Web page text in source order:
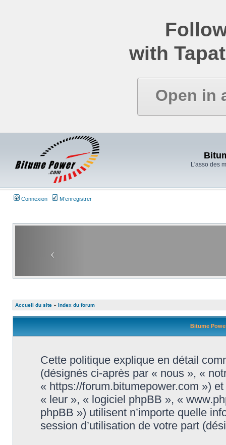
with
Open in
L'asso des
Connexion M’enregistrer
Accueil du site » Index du forum
Bitume
Cette politique explique en détail
(désignés ci-après par « nous », «
« https://forum.bitumepower.com »)
« leur », « logiciel phpBB », «
phpBB ») utilisent n’importe quelle
session d’utilisation de votre part